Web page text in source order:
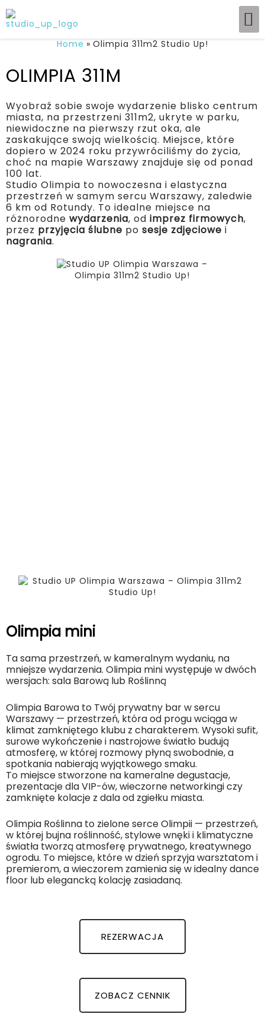
Home Olimpia 311m2 Studio Up!
OLIMPIA 311M
Wyobraź sobie swoje wydarzenie blisko centrum
miasta, na przestrzeni 311m2, ukryte w parku,
niewidoczne na pierwszy rzut oka, ale
zaskakujące swoją wielkością. Miejsce, które
dopiero w 2024 roku przywróciliśmy do życia,
choć na mapie Warszawy znajduje się od ponad
100 lat.
Studio Olimpia to nowoczesna i elastyczna
przestrzeń w samym sercu Warszawy, zaledwie
6 km od Rotundy. To idealne miejsce na
różnorodne wydarzenia, od imprez firmowych,
przez przyjęcia ślubne po sesje zdjęciowe i
nagrania.
Olimpia mini
Ta sama przestrzeń, w kameralnym wydaniu, na
mniejsze wydarzenia. Olimpia mini występuje w dwóch
wersjach: sala Barową lub Roślinną
Olimpia Barowa to Twój prywatny bar w sercu
Warszawy — przestrzeń, która od progu wciąga w
klimat zamkniętego klubu z charakterem. Wysoki sufit,
surowe wykończenie i nastrojowe światło budują
atmosferę, w której rozmowy płyną swobodnie, a
spotkania nabierają wyjątkowego smaku.
To miejsce stworzone na kameralne degustacje,
prezentacje dla VIP-ów, wieczorne networkingi czy
zamknięte kolacje z dala od zgiełku miasta.
Olimpia Roślinna to zielone serce Olimpii — przestrzeń,
w której bujna roślinność, stylowe wnęki i klimatyczne
światła tworzą atmosferę prywatnego, kreatywnego
ogrodu. To miejsce, które w dzień sprzyja warsztatom i
premierom, a wieczorem zamienia się w idealny dance
floor lub elegancką kolację zasiadaną.
REZERWACJA
ZOBACZ CENNIK